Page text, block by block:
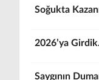
Soğukta
2026’ya
Saygının